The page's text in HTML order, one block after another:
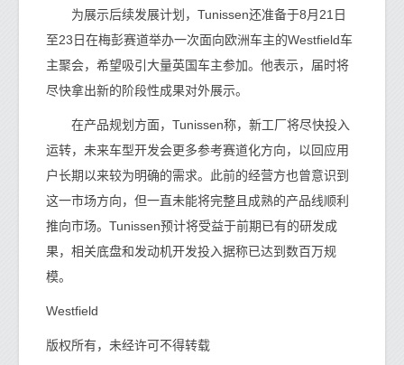
为展示后续发展计划，Tunissen还准备于8月21日
至23日在梅彭赛道举办一次面向欧洲车主的Westfield车
主聚会，希望吸引大量英国车主参加。他表示，届时将
尽快拿出新的阶段性成果对外展示。
在产品规划方面，Tunissen称，新工厂将尽快投入
运转，未来车型开发会更多参考赛道化方向，以回应用
户长期以来较为明确的需求。此前的经营方也曾意识到
这一市场方向，但一直未能将完整且成熟的产品线顺利
推向市场。Tunissen预计将受益于前期已有的研发成
果，相关底盘和发动机开发投入据称已达到数百万规
模。
Westfield
版权所有，未经许可不得转载